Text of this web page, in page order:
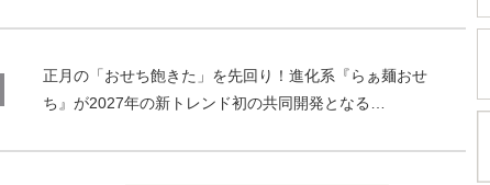
正月の「おせち飽きた」を先回り！進化系『らぁ麺おせ
ち』が2027年の新トレンド初の共同開発となる…